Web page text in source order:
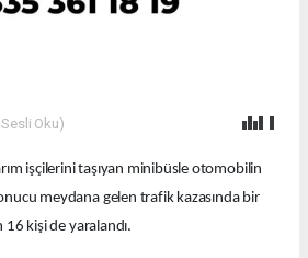
Oku)
işçilerini taşıyan minibüsle otomobilin
meydana gelen trafik kazasında bir
16 kişi de yaralandı.